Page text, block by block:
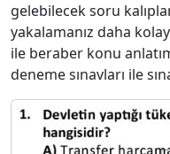
gelebilecek soru
yakalamanız daha kolay
ile beraber konu
deneme sınavları ile